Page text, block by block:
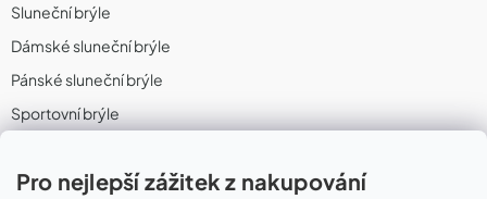
Pro nejlepší zážitek z nakupování
Sluneční brýle
Dámské sluneční brýle
Pánské sluneční brýle
Sportovní brýle
Sportovní dioptrické brýle